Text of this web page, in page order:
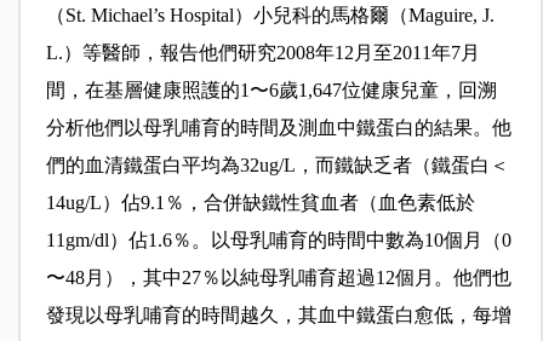
（St. Michael’s Hospital）小兒科的馬格爾（Maguire, J.
L.）等醫師，報告他們研究2008年12月至2011年7月
間，在基層健康照護的1〜6歲1,647位健康兒童，回溯
分析他們以母乳哺育的時間及測血中鐵蛋白的結果。他
們的血清鐵蛋白平均為32ug/L，而鐵缺乏者（鐵蛋白＜
14ug/L）佔9.1％，合併缺鐵性貧血者（血色素低於
11gm/dl）佔1.6％。以母乳哺育的時間中數為10個月（0
〜48月），其中27％以純母乳哺育超過12個月。他們也
發現以母乳哺育的時間越久，其血中鐵蛋白愈低，每增